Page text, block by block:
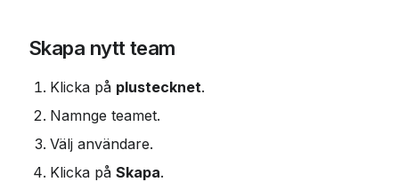
Skapa nytt team
Klicka på plustecknet.
Namnge teamet.
Välj användare.
Klicka på Skapa.